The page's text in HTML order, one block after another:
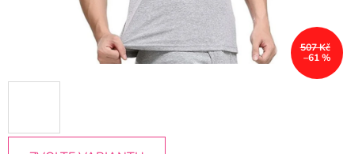
507 Kč
–61 %